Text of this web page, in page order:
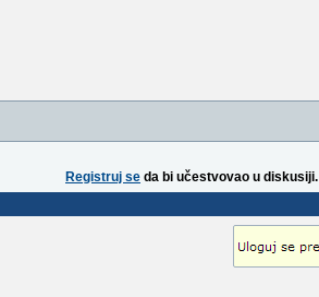
Registruj se da bi učestvovao u diskusiji.